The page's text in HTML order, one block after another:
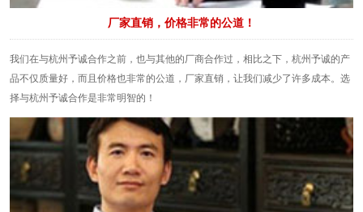
厂家直销，价格非常的公道！
我们在与杭州予诚合作之前，也与其他的厂商合作过，相比之下，杭州予诚的产
品不仅质量好，而且价格也非常的公道，厂家直销，让我们减少了许多成本。选
择与杭州予诚合作是非常明智的！